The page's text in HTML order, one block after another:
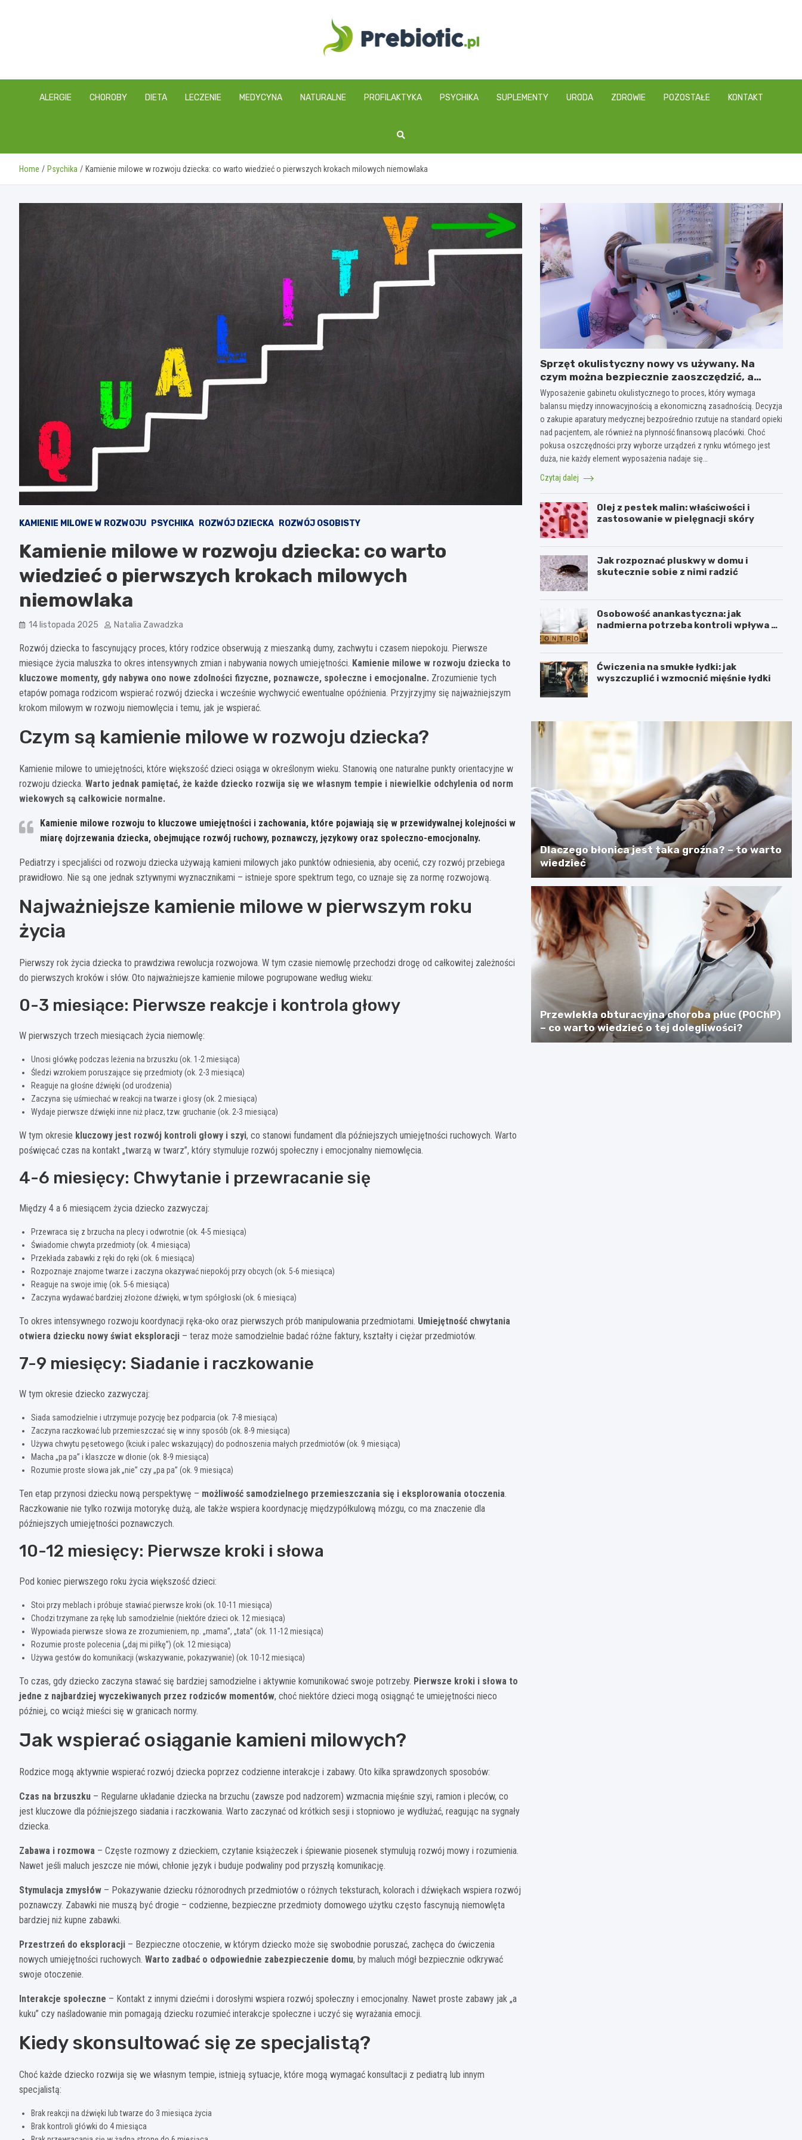
prebiotic.pl
ALERGIE CHOROBY DIETA LECZENIE MEDYCYNA NATURALNE PROFILAKTYKA PSYCHIKA SUPLEMENTY URODA ZDROWIE POZOSTAŁE KONTAKT
Home Psychika Kamienie milowe w rozwoju dziecka: co warto wiedzieć o pierwszych krokach milowych niemowlaka
KAMIENIE MILOWE W ROZWOJU PSYCHIKA ROZWÓJ DZIECKA ROZWÓJ OSOBISTY
Kamienie milowe w rozwoju dziecka: co warto
wiedzieć o pierwszych krokach milowych
niemowlaka
14 listopada 2025 Natalia Zawadzka
Rozwój dziecka to fascynujący proces, który rodzice obserwują z mieszanką dumy, zachwytu i czasem niepokoju. Pierwsze
miesiące życia maluszka to okres intensywnych zmian i nabywania nowych umiejętności. Kamienie milowe w rozwoju dziecka to
kluczowe momenty, gdy nabywa ono nowe zdolności fizyczne, poznawcze, społeczne i emocjonalne. Zrozumienie tych
etapów pomaga rodzicom wspierać rozwój dziecka i wcześnie wychwycić ewentualne opóźnienia. Przyjrzyjmy się najważniejszym
krokom milowym w rozwoju niemowlęcia i temu, jak je wspierać.
Czym są kamienie milowe w rozwoju dziecka?
Kamienie milowe to umiejętności, które większość dzieci osiąga w określonym wieku. Stanowią one naturalne punkty orientacyjne w
rozwoju dziecka. Warto jednak pamiętać, że każde dziecko rozwija się we własnym tempie i niewielkie odchylenia od norm
wiekowych są całkowicie normalne.
Kamienie milowe rozwoju to kluczowe umiejętności i zachowania, które pojawiają się w przewidywalnej kolejności w
miarę dojrzewania dziecka, obejmujące rozwój ruchowy, poznawczy, językowy oraz społeczno-emocjonalny.
Pediatrzy i specjaliści od rozwoju dziecka używają kamieni milowych jako punktów odniesienia, aby ocenić, czy rozwój przebiega
prawidłowo. Nie są one jednak sztywnymi wyznacznikami – istnieje spore spektrum tego, co uznaje się za normę rozwojową.
Najważniejsze kamienie milowe w pierwszym roku
życia
Pierwszy rok życia dziecka to prawdziwa rewolucja rozwojowa. W tym czasie niemowlę przechodzi drogę od całkowitej zależności
do pierwszych kroków i słów. Oto najważniejsze kamienie milowe pogrupowane według wieku:
0-3 miesiące: Pierwsze reakcje i kontrola głowy
W pierwszych trzech miesiącach życia niemowlę:
Unosi główkę podczas leżenia na brzuszku (ok. 1-2 miesiąca)
Śledzi wzrokiem poruszające się przedmioty (ok. 2-3 miesiąca)
Reaguje na głośne dźwięki (od urodzenia)
Zaczyna się uśmiechać w reakcji na twarze i głosy (ok. 2 miesiąca)
Wydaje pierwsze dźwięki inne niż płacz, tzw. gruchanie (ok. 2-3 miesiąca)
W tym okresie kluczowy jest rozwój kontroli głowy i szyi, co stanowi fundament dla późniejszych umiejętności ruchowych. Warto
poświęcać czas na kontakt „twarzą w twarz”, który stymuluje rozwój społeczny i emocjonalny niemowlęcia.
4-6 miesięcy: Chwytanie i przewracanie się
Między 4 a 6 miesiącem życia dziecko zazwyczaj:
Przewraca się z brzucha na plecy i odwrotnie (ok. 4-5 miesiąca)
Świadomie chwyta przedmioty (ok. 4 miesiąca)
Przekłada zabawki z ręki do ręki (ok. 6 miesiąca)
Rozpoznaje znajome twarze i zaczyna okazywać niepokój przy obcych (ok. 5-6 miesiąca)
Reaguje na swoje imię (ok. 5-6 miesiąca)
Zaczyna wydawać bardziej złożone dźwięki, w tym spółgłoski (ok. 6 miesiąca)
To okres intensywnego rozwoju koordynacji ręka-oko oraz pierwszych prób manipulowania przedmiotami. Umiejętność chwytania
otwiera dziecku nowy świat eksploracji – teraz może samodzielnie badać różne faktury, kształty i ciężar przedmiotów.
7-9 miesięcy: Siadanie i raczkowanie
W tym okresie dziecko zazwyczaj:
Siada samodzielnie i utrzymuje pozycję bez podparcia (ok. 7-8 miesiąca)
Zaczyna raczkować lub przemieszczać się w inny sposób (ok. 8-9 miesiąca)
Używa chwytu pęsetowego (kciuk i palec wskazujący) do podnoszenia małych przedmiotów (ok. 9 miesiąca)
Macha „pa pa” i klaszcze w dłonie (ok. 8-9 miesiąca)
Rozumie proste słowa jak „nie” czy „pa pa” (ok. 9 miesiąca)
Ten etap przynosi dziecku nową perspektywę – możliwość samodzielnego przemieszczania się i eksplorowania otoczenia.
Raczkowanie nie tylko rozwija motorykę dużą, ale także wspiera koordynację międzypółkulową mózgu, co ma znaczenie dla
późniejszych umiejętności poznawczych.
10-12 miesięcy: Pierwsze kroki i słowa
Pod koniec pierwszego roku życia większość dzieci:
Stoi przy meblach i próbuje stawiać pierwsze kroki (ok. 10-11 miesiąca)
Chodzi trzymane za rękę lub samodzielnie (niektóre dzieci ok. 12 miesiąca)
Wypowiada pierwsze słowa ze zrozumieniem, np. „mama”, „tata” (ok. 11-12 miesiąca)
Rozumie proste polecenia („daj mi piłkę”) (ok. 12 miesiąca)
Używa gestów do komunikacji (wskazywanie, pokazywanie) (ok. 10-12 miesiąca)
To czas, gdy dziecko zaczyna stawać się bardziej samodzielne i aktywnie komunikować swoje potrzeby. Pierwsze kroki i słowa to
jedne z najbardziej wyczekiwanych przez rodziców momentów, choć niektóre dzieci mogą osiągnąć te umiejętności nieco
później, co wciąż mieści się w granicach normy.
Jak wspierać osiąganie kamieni milowych?
Rodzice mogą aktywnie wspierać rozwój dziecka poprzez codzienne interakcje i zabawy. Oto kilka sprawdzonych sposobów:
Czas na brzuszku – Regularne układanie dziecka na brzuchu (zawsze pod nadzorem) wzmacnia mięśnie szyi, ramion i pleców, co
jest kluczowe dla późniejszego siadania i raczkowania. Warto zaczynać od krótkich sesji i stopniowo je wydłużać, reagując na sygnały
dziecka.
Zabawa i rozmowa – Częste rozmowy z dzieckiem, czytanie książeczek i śpiewanie piosenek stymulują rozwój mowy i rozumienia.
Nawet jeśli maluch jeszcze nie mówi, chłonie język i buduje podwaliny pod przyszłą komunikację.
Stymulacja zmysłów – Pokazywanie dziecku różnorodnych przedmiotów o różnych teksturach, kolorach i dźwiękach wspiera rozwój
poznawczy. Zabawki nie muszą być drogie – codzienne, bezpieczne przedmioty domowego użytku często fascynują niemowlęta
bardziej niż kupne zabawki.
Przestrzeń do eksploracji – Bezpieczne otoczenie, w którym dziecko może się swobodnie poruszać, zachęca do ćwiczenia
nowych umiejętności ruchowych. Warto zadbać o odpowiednie zabezpieczenie domu, by maluch mógł bezpiecznie odkrywać
swoje otoczenie.
Interakcje społeczne – Kontakt z innymi dziećmi i dorosłymi wspiera rozwój społeczny i emocjonalny. Nawet proste zabawy jak „a
kuku” czy naśladowanie min pomagają dziecku rozumieć interakcje społeczne i uczyć się wyrażania emocji.
Kiedy skonsultować się ze specjalistą?
Choć każde dziecko rozwija się we własnym tempie, istnieją sytuacje, które mogą wymagać konsultacji z pediatrą lub innym
specjalistą:
Brak reakcji na dźwięki lub twarze do 3 miesiąca życia
Brak kontroli główki do 4 miesiąca
Sprzęt okulistyczny nowy vs używany. Na
czym można bezpiecznie zaoszczędzić, a
gdzie nie warto ryzykować?
Wyposażenie gabinetu okulistycznego to proces, który wymaga
balansu między innowacyjnością a ekonomiczną zasadnością. Decyzja
o zakupie aparatury medycznej bezpośrednio rzutuje na standard opieki
nad pacjentem, ale również na płynność finansową placówki. Choć
pokusa oszczędności przy wyborze urządzeń z rynku wtórnego jest
duża, nie każdy element wyposażenia nadaje się…
Czytaj dalej
Olej z pestek malin: właściwości i
zastosowanie w pielęgnacji skóry
Jak rozpoznać pluskwy w domu i
skutecznie sobie z nimi radzić
Osobowość anankastyczna: jak
nadmierna potrzeba kontroli wpływa na
Ćwiczenia na smukłe łydki: jak
wyszczuplić i wzmocnić mięśnie łydki
Dlaczego błonica jest taka groźna? – to warto
wiedzieć
Przewlekła obturacyjna choroba płuc (POChP)
– co warto wiedzieć o tej dolegliwości?